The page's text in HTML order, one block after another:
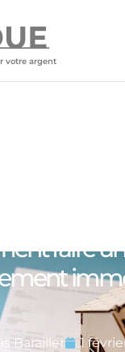
votre argent
faire
Barailler
1